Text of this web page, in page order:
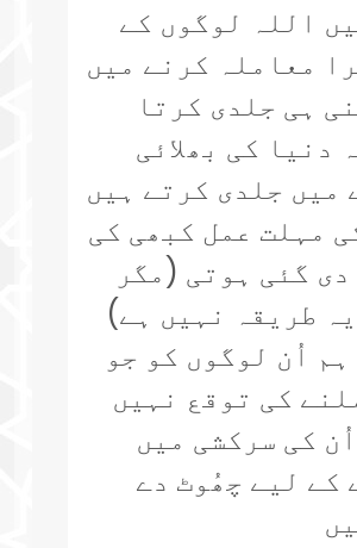
اللہ لوگوں کے
معاملہ کرنے میں
ہی جلدی کرتا
دنیا کی بھلائی
میں جلدی کرتے ہیں
مہلت عمل کبھی کی
گئی ہوتی (مگر
طریقہ نہیں ہے)
ہم اُن لوگوں کو جو
کی توقع نہیں
کی سرکشی میں
کے لیے چھُوٹ دے